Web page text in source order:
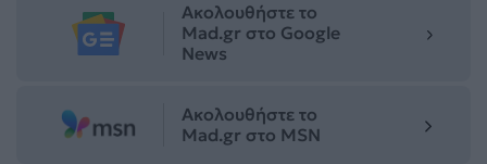
Ακολουθήστε το
Mad.gr στο Google
News
Ακολουθήστε το
Mad.gr στο MSN